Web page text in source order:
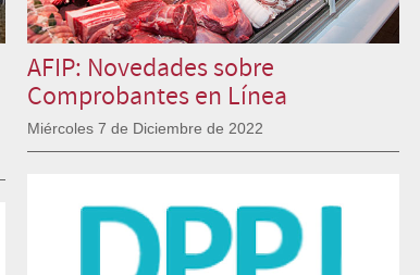
AFIP: Novedades sobre
Comprobantes en Línea
Miércoles 7 de Diciembre de 2022